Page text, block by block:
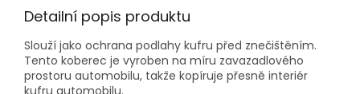
Detailní popis produktu
Slouží jako ochrana podlahy kufru před znečištěním.
Tento koberec je vyroben na míru zavazadlového
prostoru automobilu, takže kopíruje přesně interiér